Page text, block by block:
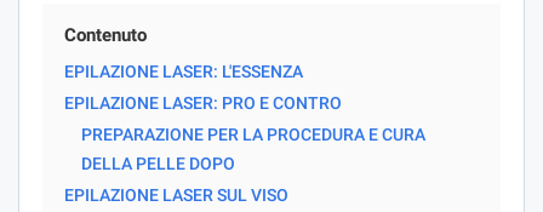
Contenuto
EPILAZIONE LASER: L'ESSENZA
EPILAZIONE LASER: PRO E CONTRO
PREPARAZIONE PER LA PROCEDURA E CURA
DELLA PELLE DOPO
EPILAZIONE LASER SUL VISO